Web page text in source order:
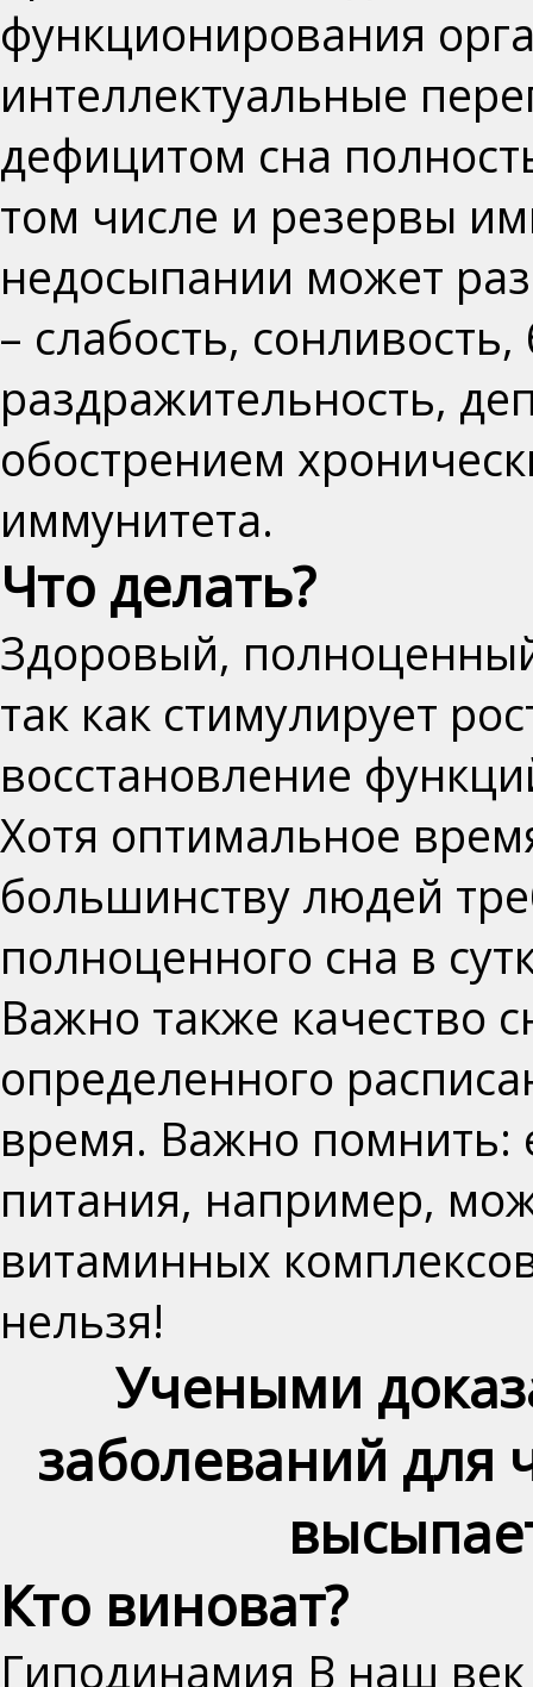
функционирования
интеллектуальные
дефицитом сна
том числе и резервы
недосыпании может
– слабость,
раздражительность,
обострением
иммунитета.
Что делать?
Здоровый,
так как стимулирует
восстановление
Хотя оптимальное
большинству людей
полноценного сна в
Важно также качество
определенного
время. Важно помнить:
питания, например,
витаминных
нельзя!
Учеными
заболеваний для
Кто виноват?
Гиподинамия В наш век